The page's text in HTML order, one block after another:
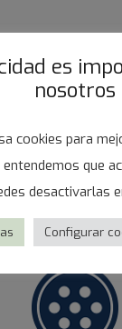
es
nosotros
cookies para
que
desactivarlas
Configurar